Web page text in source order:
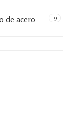
9
de acero